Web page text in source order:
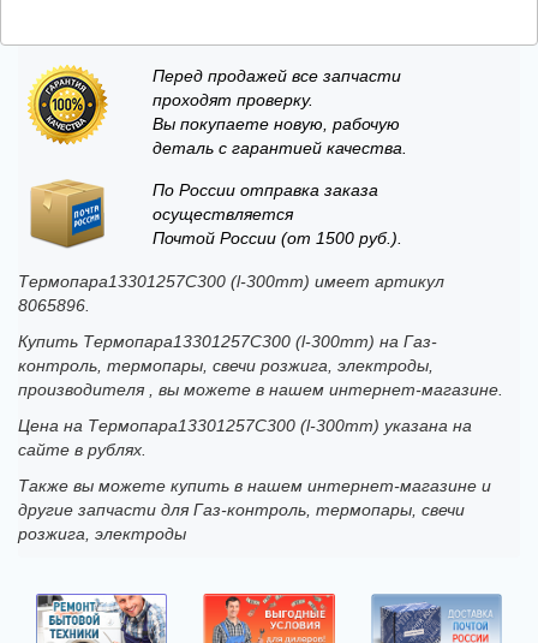
Перед продажей все запчасти
проходят проверку.
Вы покупаете новую, рабочую
деталь с гарантией качества.
По России отправка заказа
осуществляется
Почтой России (от 1500 руб.).
Термопара13301257C300 (l-300mm) имеет артикул
8065896.
Купить Термопара13301257C300 (l-300mm) на Газ-
контроль, термопары, свечи розжига, электроды,
производителя , вы можете в нашем интернет-магазине.
Цена на Термопара13301257C300 (l-300mm) указана на
сайте в рублях.
Также вы можете купить в нашем интернет-магазине и
другие запчасти для Газ-контроль, термопары, свечи
розжига, электроды